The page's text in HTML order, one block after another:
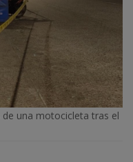
una motocicleta tras el